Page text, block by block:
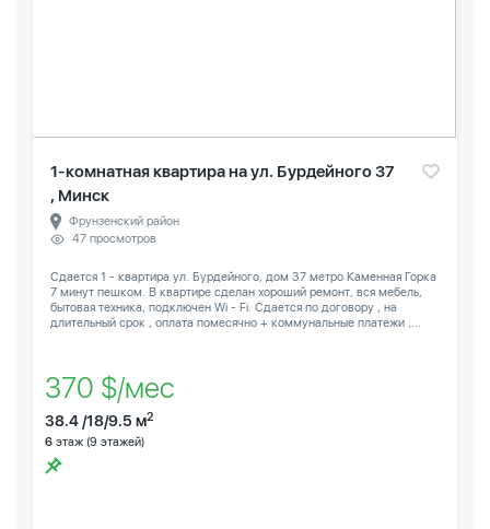
1-комнатная квартира на ул. Бурдейного 37
, Минск
Фрунзенский район
47 просмотров
Сдается 1 - квартира ул. Бурдейного, дом 37 метро Каменная Горка
7 минут пешком. В квартире сделан хороший ремонт, вся мебель,
бытовая техника, подключен Wi - Fi. Сдается по договору , на
длительный срок , оплата помесячно + коммунальные платежи ,...
370 $/мес
38.4 /18/9.5 м2
6 этаж (9 этажей)